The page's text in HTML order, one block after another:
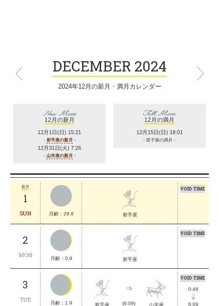
2024年12月の新月・満月カレンダー
12月の新月
12月1日(日) 15:21
- 射手座の新月 -
12月31日(火) 7:26
- 山羊座の新月 -
12月の満月
12月15日(日) 18:01
- 双子座の満月 -
新月
1
SUN 月齢：29.6 射手座
VOID TIME
2
MON 月齢：0.9 射手座
VOID TIME
3
TUE 月齢：1.9 射手座 (6:09) 山羊座
VOID TIME
0:46
6:09